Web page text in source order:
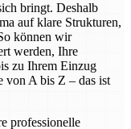
bringt. Deshalb
auf klare Strukturen,
können wir
werden, Ihre
zu Ihrem Einzug
von A bis Z – das ist
professionelle